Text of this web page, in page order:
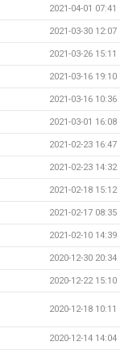
2021-04-01 07:41
2021-03-30 12:07
2021-03-26 15:11
2021-03-16 19:10
2021-03-16 10:36
2021-03-01 16:08
2021-02-23 16:47
2021-02-23 14:32
2021-02-18 15:12
2021-02-17 08:35
2021-02-10 14:39
2020-12-30 20:34
2020-12-22 15:10
2020-12-18 10:11
2020-12-14 14:04